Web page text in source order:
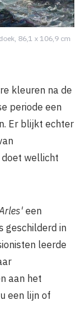
86,1 x 106,9 cm
kleuren na de
periode een
Er blijkt echter
doet wellicht
een
geschilderd in
leerde
aan het
een lijn of